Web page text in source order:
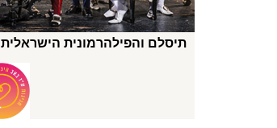
תיסלם והפילהרמונית הישראלית